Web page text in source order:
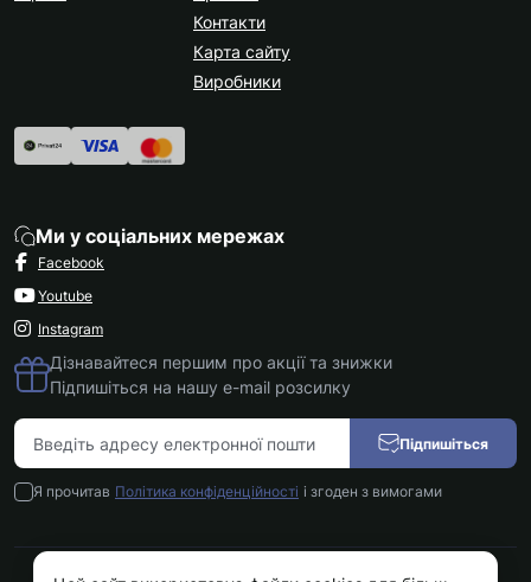
Контакти
Карта сайту
Виробники
Ми у соціальних мережах
Facebook
Youtube
Instagram
Дізнавайтеся першим про акції та знижки
Підпишіться на нашу e-mail розсилку
Підпишіться
Я прочитав Політика конфіденційності і згоден з вимогами